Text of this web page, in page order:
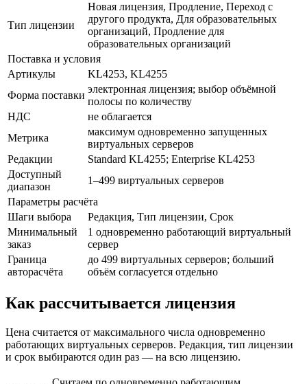
Тип лицензии
Новая лицензия, Продление, Переход с
другого продукта, Для образовательных
организаций, Продление для
образовательных организаций
Поставка и условия
Артикулы
KL4253, KL4255
Форма поставки
электронная лицензия; выбор объёмной
полосы по количеству
НДС
не облагается
Метрика
максимум одновременно запущенных
виртуальных серверов
Редакции
Standard KL4255; Enterprise KL4253
Доступный
диапазон
1–499 виртуальных серверов
Параметры расчёта
Шаги выбора
Редакция, Тип лицензии, Срок
Минимальный
заказ
1 одновременно работающий виртуальный
сервер
Граница
авторасчёта
до 499 виртуальных серверов; больший
объём согласуется отдельно
Как рассчитывается лицензия
Цена считается от максимального числа одновременно
работающих виртуальных серверов. Редакция, тип лицензии
и срок выбираются один раз — на всю лицензию.